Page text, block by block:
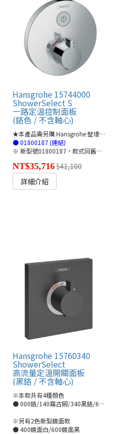
Hansgrohe 15744000
ShowerSelect S
一路定溫控制面板
(鉻色 / 不含軸心)
★本產品需另購 Hansgrohe 壁埋軸心管線盒ibox🔗
● 01800187 (連結)
※ 新型號01800187，款式同舊型號01800180
NT$35,716$41,100
詳細介紹
Hansgrohe 15760340
ShowerSelect
高流量定溫開關面板
(黑鉻 / 不含軸心)
※本款共有4種顏色
● 000鉻/140霧古銅/340黑鉻/670霧黑
※另有2色新型鏡面款
● 400鏡面白/600鏡面黑